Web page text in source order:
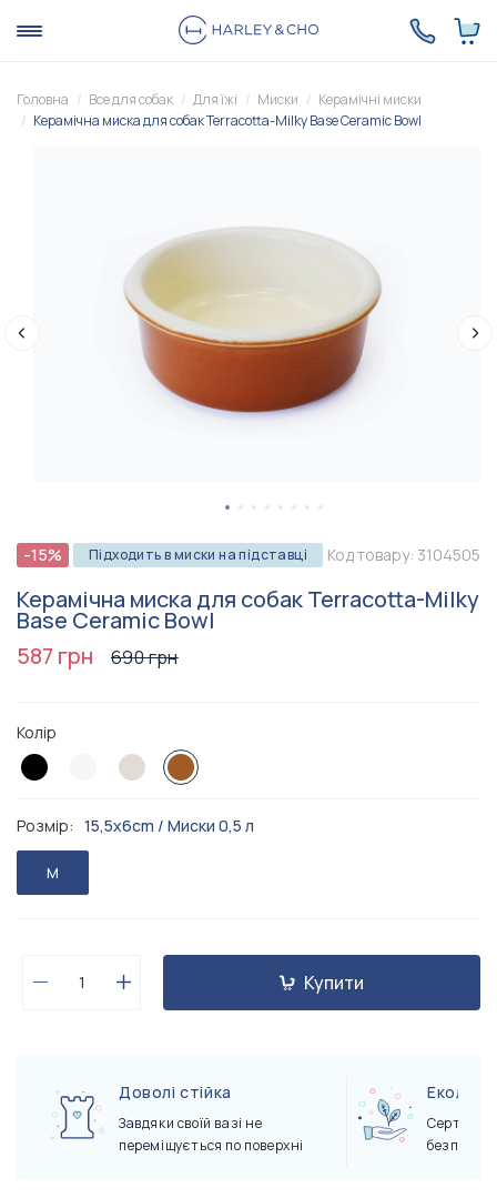
Головна Все для собак Для їжі Миски
Керамічні миски
Керамічна миска для собак Terracotta-Milky Base Ceramic Bowl
-15% Підходить в миски на підставці Код товару: 3104505
Керамічна миска для собак Terracotta-Milky
Base Ceramic Bowl
587 грн
690 грн
Колір
Розмір: 15,5x6cm / Миски 0,5 л
M
Купити
Доволі стійка
Завдяки своїй вазі не
переміщується по поверхні
безпечні